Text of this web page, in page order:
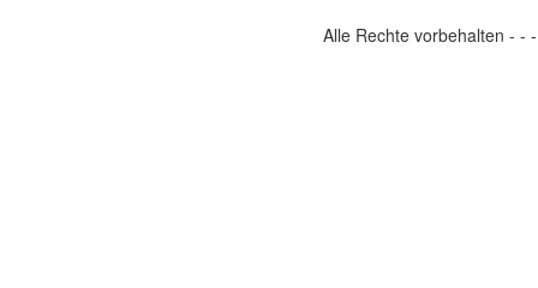
Alle Rechte vorbehalten -